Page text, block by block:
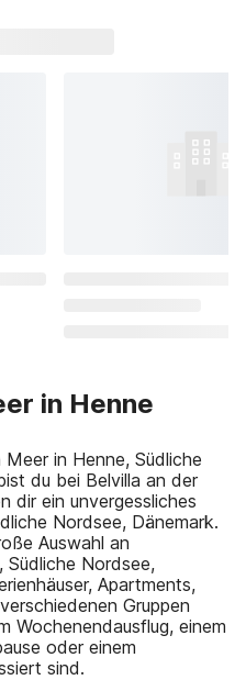
in Henne
in Henne, Südliche
du bei Belvilla an der
dir ein unvergessliches
Nordsee, Dänemark.
Auswahl an
Südliche Nordsee,
Apartments,
Gruppen
Wochenendausflug, einem
oder einem
sind.